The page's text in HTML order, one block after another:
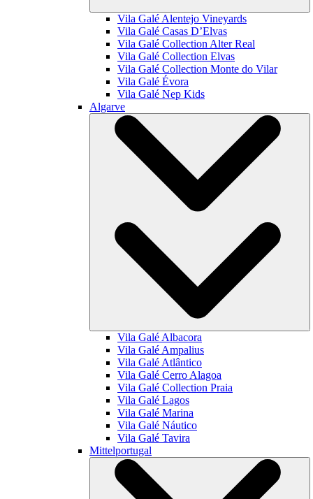
Vila Galé Alentejo Vineyards
Vila Galé Casas D’Elvas
Vila Galé Collection Alter Real
Vila Galé Collection Elvas
Vila Galé Collection Monte do Vilar
Vila Galé Évora
Vila Galé Nep Kids
Algarve
Vila Galé Albacora
Vila Galé Ampalius
Vila Galé Atlântico
Vila Galé Cerro Alagoa
Vila Galé Collection Praia
Vila Galé Lagos
Vila Galé Marina
Vila Galé Náutico
Vila Galé Tavira
Mittelportugal